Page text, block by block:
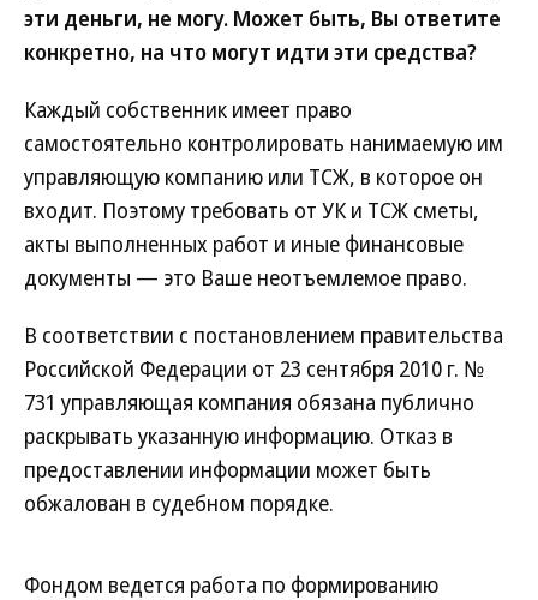
эти деньги, не могу. Может быть, Вы ответите
конкретно, на что могут идти эти средства?
Каждый собственник имеет право
самостоятельно контролировать нанимаемую им
управляющую компанию или ТСЖ, в которое он
входит. Поэтому требовать от УК и ТСЖ сметы,
акты выполненных работ и иные финансовые
документы — это Ваше неотъемлемое право.
В соответствии с постановлением правительства
Российской Федерации от 23 сентября 2010 г. №
731 управляющая компания обязана публично
раскрывать указанную информацию. Отказ в
предоставлении информации может быть
обжалован в судебном порядке.
Фондом ведется работа по формированию